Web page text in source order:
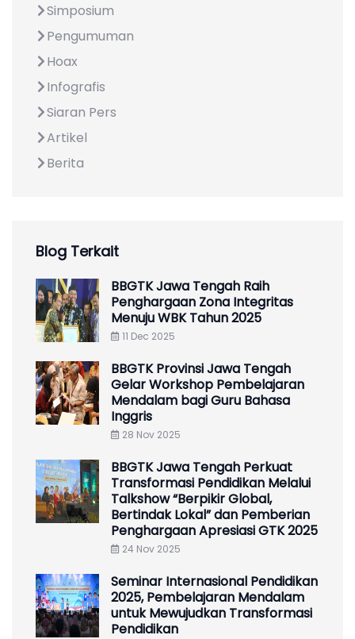
Simposium
Pengumuman
Hoax
Infografis
Siaran Pers
Artikel
Berita
Blog Terkait
BBGTK Jawa Tengah Raih
Penghargaan Zona Integritas
Menuju WBK Tahun 2025
11 Dec 2025
BBGTK Provinsi Jawa Tengah
Gelar Workshop Pembelajaran
Mendalam bagi Guru Bahasa
Inggris
28 Nov 2025
BBGTK Jawa Tengah Perkuat
Transformasi Pendidikan Melalui
Talkshow “Berpikir Global,
Bertindak Lokal” dan Pemberian
Penghargaan Apresiasi GTK 2025
24 Nov 2025
Seminar Internasional Pendidikan
2025, Pembelajaran Mendalam
untuk Mewujudkan Transformasi
Pendidikan